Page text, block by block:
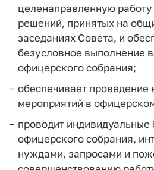
целенаправленную
решений, принятых на
заседаниях Совета, и
безусловное выполнение
офицерского собрания;
обеспечивает проведение
мероприятий в
проводит индивидуальные
офицерского собрания,
нуждами, запросами и